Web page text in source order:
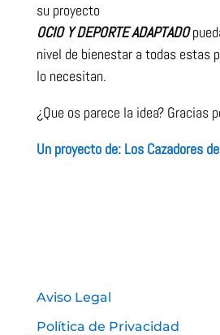
su proyecto
OCIO Y DEPORTE ADAPTADO
nivel de bienestar a todas estas
lo necesitan.
¿Que os parece la idea? Gracias
Un proyecto de: Los Cazadores
Aviso Legal
Política de Privacidad